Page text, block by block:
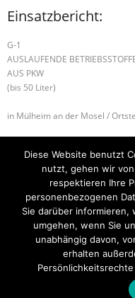
Einsatzbericht:
G-1
AUSLAUFENDE
AUS PKW
(bis 50 Liter)
in Mülheim an der Mosel /
FEZ-Kues
B-1 BSW
Startseite Einsätze
Think Up
Diese Website benutzt
nutzt, gehen wir
respektieren Ihre
personenbezogenen
Sie darüber informieren,
umgehen, wenn Sie
unabhängig davon,
erhalten